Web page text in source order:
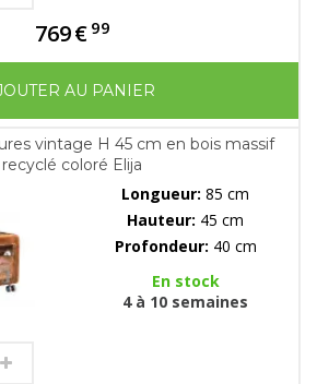
769€ 99
AU PANIER
vintage H 45 cm en bois massif
recyclé coloré Elija
Longueur: 85 cm
Hauteur: 45 cm
Profondeur: 40 cm
En stock
4 à 10 semaines